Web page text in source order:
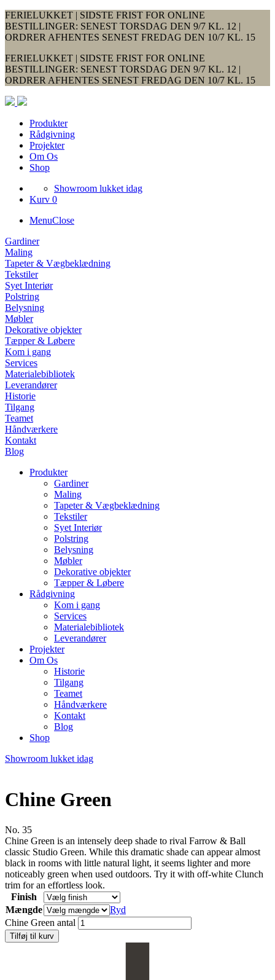
FERIELUKKET | SIDSTE FRIST FOR ONLINE
BESTILLINGER: SENEST TORSDAG DEN 9/7 KL. 12 |
ORDRER AFHENTES SENEST FREDAG DEN 10/7 KL. 15
FERIELUKKET | SIDSTE FRIST FOR ONLINE
BESTILLINGER: SENEST TORSDAG DEN 9/7 KL. 12 |
ORDRER AFHENTES SENEST FREDAG DEN 10/7 KL. 15
Produkter
Rådgivning
Projekter
Om Os
Shop
Showroom lukket idag
Kurv 0
MenuClose
Gardiner
Maling
Tapeter & Vægbeklædning
Tekstiler
Syet Interiør
Polstring
Belysning
Møbler
Dekorative objekter
Tæpper & Løbere
Kom i gang
Services
Materialebibliotek
Leverandører
Historie
Tilgang
Teamet
Håndværkere
Kontakt
Blog
Produkter
Gardiner
Maling
Tapeter & Vægbeklædning
Tekstiler
Syet Interiør
Polstring
Belysning
Møbler
Dekorative objekter
Tæpper & Løbere
Rådgivning
Kom i gang
Services
Materialebibliotek
Leverandører
Projekter
Om Os
Historie
Tilgang
Teamet
Håndværkere
Kontakt
Blog
Shop
Showroom lukket idag
Chine Green
No. 35
Chine Green is an intensely deep shade to rival Farrow & Ball
classic Studio Green. While this dramatic shade can appear almost
black in rooms with little natural light, it seems lighter and more
noticeably green when used outdoors. Try it with off-white Clunch
trim for an effortless look.
Finish
Mængde
Ryd
Chine Green antal
Tilføj til kurv